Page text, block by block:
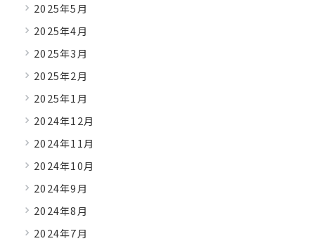
2025年5月
2025年4月
2025年3月
2025年2月
2025年1月
2024年12月
2024年11月
2024年10月
2024年9月
2024年8月
2024年7月